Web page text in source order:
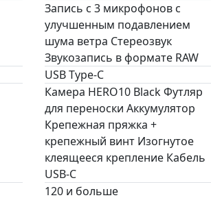
Запись с 3 микрофонов с
улучшенным подавлением
шума ветра Стереозвук
Звукозапись в формате RAW
USB Type-C
Камера HERO10 Black Футляр
для переноски Аккумулятор
Крепежная пряжка +
крепежный винт Изогнутое
клеящееся крепление Кабель
USB-C
120 и больше